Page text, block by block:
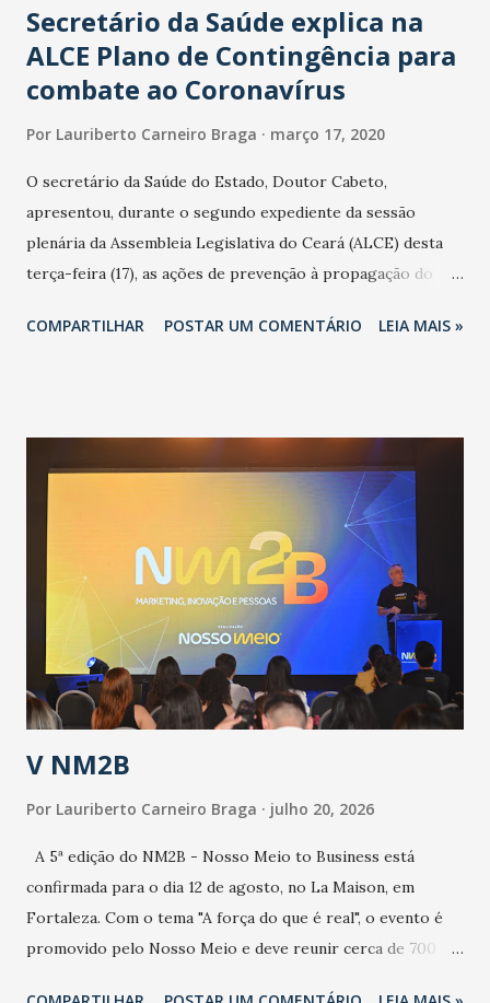
Secretário da Saúde explica na
ALCE Plano de Contingência para
combate ao Coronavírus
Por Lauriberto Carneiro Braga março 17, 2020
O secretário da Saúde do Estado, Doutor Cabeto,
apresentou, durante o segundo expediente da sessão
plenária da Assembleia Legislativa do Ceará (ALCE) desta
terça-feira (17), as ações de prevenção à propagação do
adotadas pelo Governo do Estado na contenção da
população suspeita e de cuidados com os ambientes
públicos e domiciliares. “Nós não estamos vivendo uma
epidemia comum, como temos em todos os anos, com
aumento de casos de dengue, influenza ou H1N1. Trata-se
de uma epidemia com um vírus diferente, com um poder de
contaminação maior que outros coronavírus”, apontou o
secretário. Segundo ele, é uma epidemia com chance de
contaminação alta, podendo gerar um grande risco à
população e ao sistema de saúde. “Precisamos saber fazer a
estratificação do risco da doença, para não so...
COMPARTILHAR POSTAR UM COMENTÁRIO LEIA MAIS »
V NM2B
Por Lauriberto Carneiro Braga julho 20, 2026
A 5ª edição do NM2B - Nosso Meio to Business está
confirmada para o dia 12 de agosto, no La Maison, em
Fortaleza. Com o tema "A força do que é real", o evento é
promovido pelo Nosso Meio e deve reunir cerca de 700